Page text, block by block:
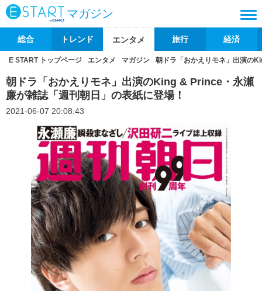
マガジン
総合 トレンド エンタメ 旅行 経済
E START トップページ エンタメ マガジン 朝ドラ「おかえりモネ」出演の
朝ドラ「おかえりモネ」出演のKing & Prince・永瀬
廉が雑誌「週刊朝日」の表紙に登場！
2021-06-07 20:08:43